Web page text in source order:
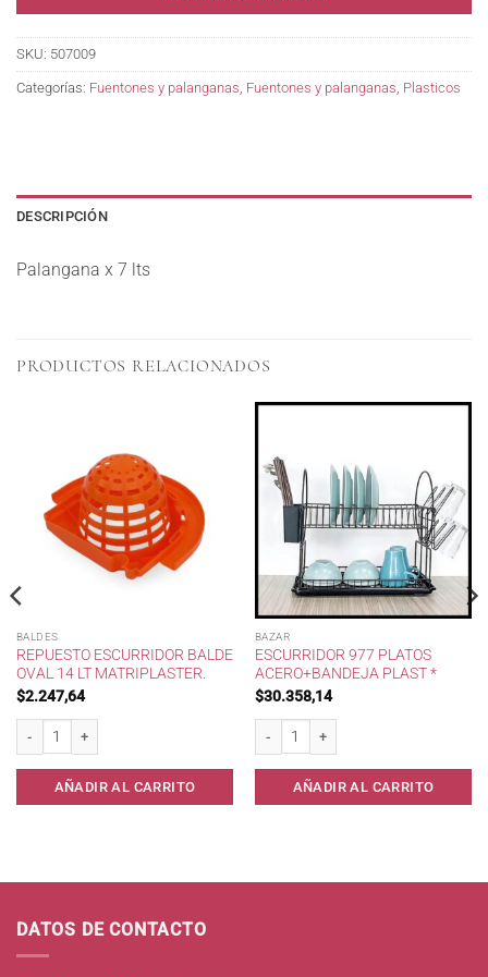
SKU: 507009
Categorías: Fuentones y palanganas, Fuentones y palanganas, Plasticos
DESCRIPCIÓN
Palangana x 7 lts
PRODUCTOS RELACIONADOS
BALDES
REPUESTO ESCURRIDOR BALDE
OVAL 14 LT MATRIPLASTER.
$2.247,64
Repuesto Escurridor Balde Oval 14 lt Matriplaster. cantidad
AÑADIR AL CARRITO
BAZAR
ESCURRIDOR 977 PLATOS
ACERO+BANDEJA PLAST *
$30.358,14
Escurridor 977 Platos Acero+Bandeja
AÑADIR AL CARRITO
DATOS DE CONTACTO